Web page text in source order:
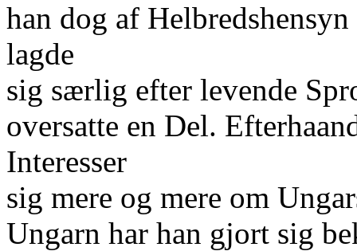
han dog af
lagde
sig særlig efter levende
oversatte en Del.
Interesser
sig mere og mere om
Ungarn har han gjort sig